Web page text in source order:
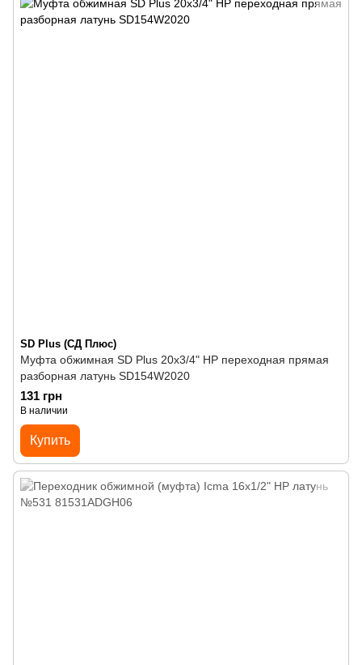
SD Plus (СД Плюс)
Муфта обжимная SD Plus 20х3/4" НР переходная прямая
разборная латунь SD154W2020
131 грн
В наличии
Купить